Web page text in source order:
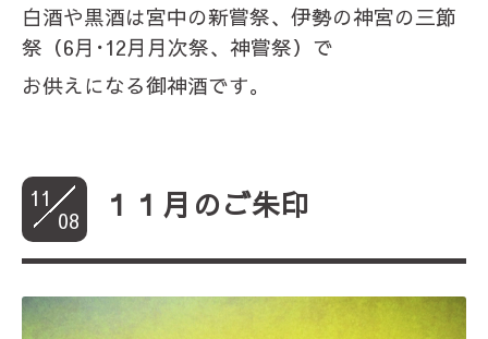
白酒や黒酒は宮中の新嘗祭、伊勢の神宮の三節
祭（6月･12月月次祭、神嘗祭）で
お供えになる御神酒です。
11
08
１１月のご朱印